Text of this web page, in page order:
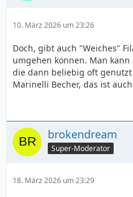
10. März 2026 um 23:26
Doch, gibt auch "Weiches"
umgehen können. Man
die dann beliebig oft
Marinelli Becher, das ist
brokendream
Super-Moderator
18. März 2026 um 23:29